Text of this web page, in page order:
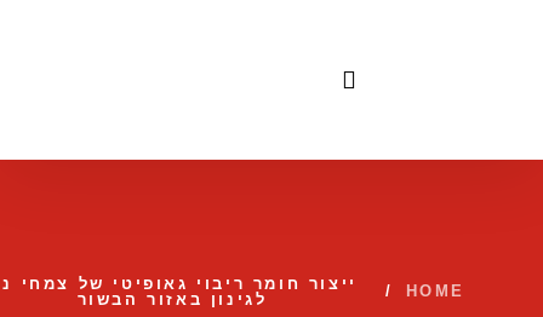
HOME
/
ייצור חומר ריבוי גאופיטי של צמחי
לגינון באזור הבשור